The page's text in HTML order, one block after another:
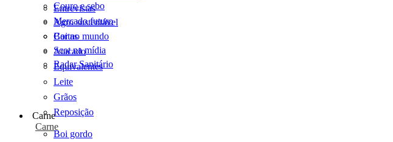
Entrevistas
Agro sustentável
Cartas
Scot na mídia
Radar Sanitário
Couro e sebo
Mercado futuro
Boi no mundo
Atacado
Equivalentes
Leite
Grãos
Reposição
Carne
Carne
Boi gordo